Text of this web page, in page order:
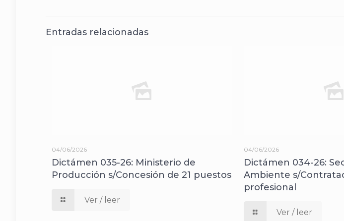
Entradas relacionadas
04/06/2026
Dictámen 035-26: Ministerio de
Producción s/Concesión de 21 puestos
Ver / leer
04/06/2026
Dictámen 034-26:
Ambiente s/
profesional
Ver / leer